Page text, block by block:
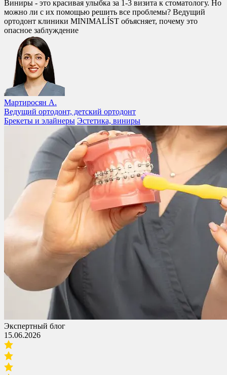
Виниры - это красивая улыбка за 1-3 визита к стоматологу. Но
можно ли с их помощью решить все проблемы? Ведущий
ортодонт клиники MINIMALÍST объясняет, почему это
опасное заблуждение
Мартиросян А.
Ведущий ортодонт, детский ортодонт
Брекеты и элайнеры Эстетика, виниры
Экспертный блог
15.06.2026